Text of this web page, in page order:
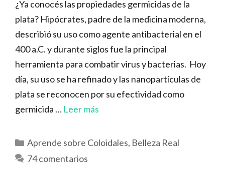
¿Ya conocés las propiedades germicidas de la
plata? Hipócrates, padre de la medicina moderna,
describió su uso como agente antibacterial en el
400 a.C. y durante siglos fue la principal
herramienta para combatir virus y bacterias. Hoy
día, su uso se ha refinado y las nanopartículas de
plata se reconocen por su efectividad como
germicida … Leer más
Categorías
Aprende sobre Coloidales, Belleza Real
74 comentarios